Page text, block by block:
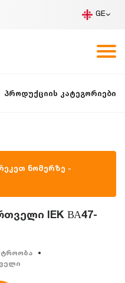
GE
პროდუქციის კატეგორიები
ნომერზე -
IEK ВА47-